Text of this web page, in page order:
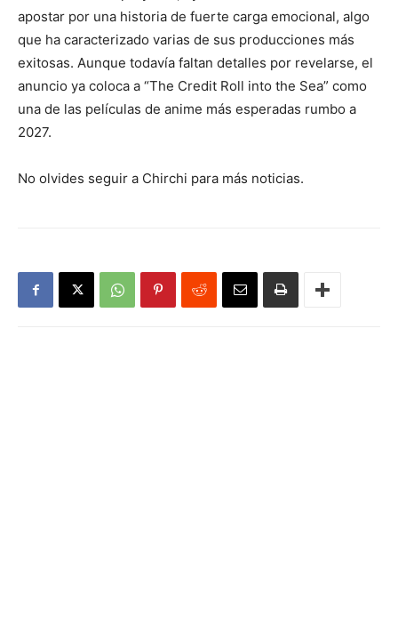
apostar por una historia de fuerte carga emocional, algo
que ha caracterizado varias de sus producciones más
exitosas. Aunque todavía faltan detalles por revelarse, el
anuncio ya coloca a “The Credit Roll into the Sea” como
una de las películas de anime más esperadas rumbo a
2027.
No olvides seguir a Chirchi para más noticias.